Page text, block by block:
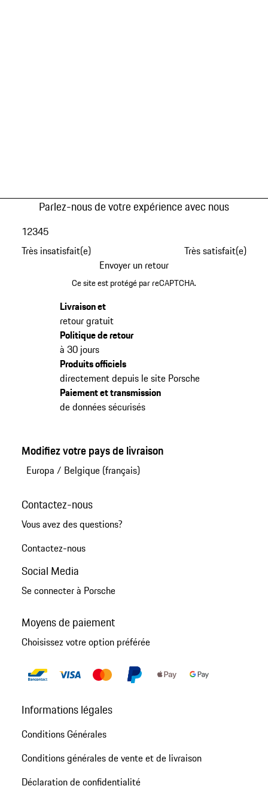
Parlez-nous de votre expérience avec nous
Très insatisfait(e)
12345
Très satisfait(e)
Envoyer un retour
Ce site est protégé par reCAPTCHA.
Livraison et
retour gratuit
Politique de retour
à 30 jours
Produits officiels
directement depuis le site Porsche
Paiement et transmission
de données sécurisés
Modifiez votre pays de livraison
Europa / Belgique (français)
Contactez-nous
Vous avez des questions?
Contactez-nous
Social Media
Se connecter à Porsche
Moyens de paiement
Choisissez votre option préférée
Informations légales
Conditions Générales
Conditions générales de vente et de livraison
Déclaration de confidentialité